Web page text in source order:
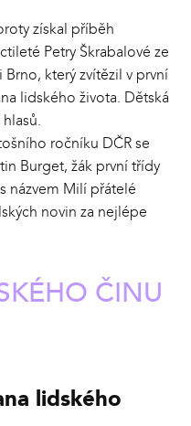
získal příběh
Petry Škrabalové ze
který zvítězil v první
lidského života. Dětská
ročníku DČR se
Burget, žák první třídy
názvem Milí přátelé
novin za nejlépe
ČINU
lidského